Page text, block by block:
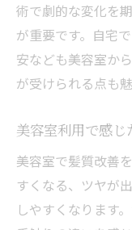
術で劇的な変化を
が重要です。自宅
安なども美容室か
が受けられる点も魅
美容室利用で感じ
美容室で髪質改善
すくなる、ツヤが
しやすくなります